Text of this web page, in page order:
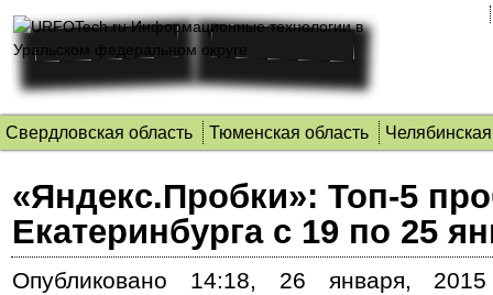
Свердловская область Тюменская область
«Яндекс.Пробки»: Топ-5
Екатеринбурга c 19 по 25
Опубликовано
14:18, 26 января,